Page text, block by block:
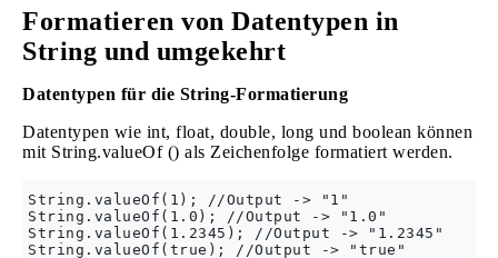
Formatieren von Datentypen in
String und umgekehrt
Datentypen für die String-Formatierung
Datentypen wie int, float, double, long und boolean können
mit String.valueOf () als Zeichenfolge formatiert werden.
String.valueOf(1); //Output -> "1"
String.valueOf(1.0); //Output -> "1.0"
String.valueOf(1.2345); //Output -> "1.2345"